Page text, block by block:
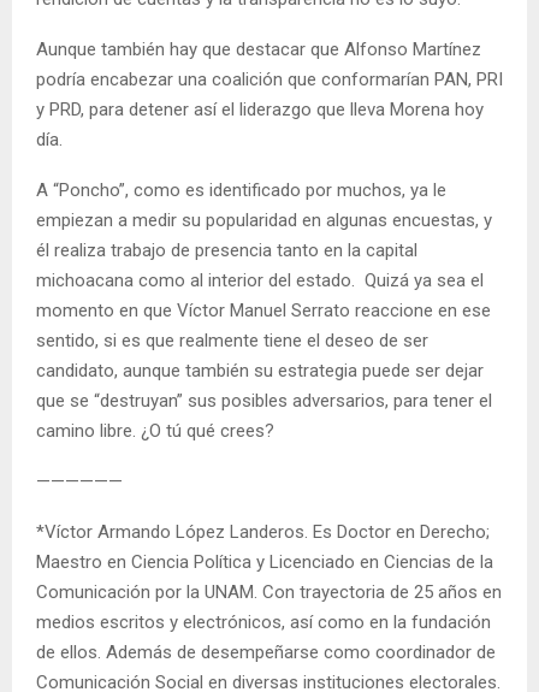
Aunque también hay que destacar que Alfonso Martínez
podría encabezar una coalición que conformarían PAN, PRI
y PRD, para detener así el liderazgo que lleva Morena hoy
día.
A “Poncho”, como es identificado por muchos, ya le
empiezan a medir su popularidad en algunas encuestas, y
él realiza trabajo de presencia tanto en la capital
michoacana como al interior del estado. Quizá ya sea el
momento en que Víctor Manuel Serrato reaccione en ese
sentido, si es que realmente tiene el deseo de ser
candidato, aunque también su estrategia puede ser dejar
que se “destruyan” sus posibles adversarios, para tener el
camino libre. ¿O tú qué crees?
——————
*Víctor Armando López Landeros. Es Doctor en Derecho;
Maestro en Ciencia Política y Licenciado en Ciencias de la
Comunicación por la UNAM. Con trayectoria de 25 años en
medios escritos y electrónicos, así como en la fundación
de ellos. Además de desempeñarse como coordinador de
Comunicación Social en diversas instituciones electorales.